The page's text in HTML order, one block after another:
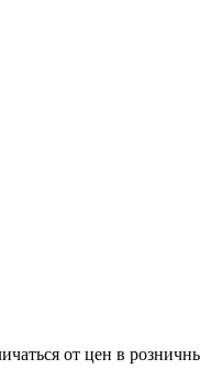
от цен в